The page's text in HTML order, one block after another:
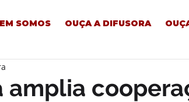
SOMOS OUÇA A DIFUSORA
amplia